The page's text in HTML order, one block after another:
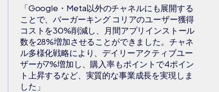
「Google・Meta以外のチャネルにも展開する
ことで、バーガーキング コリアのユーザー獲得
コストを30%削減し、月間アプリインストール
数を28%増加させることができました。チャネ
ル多様化戦略により、デイリーアクティブユー
ザーが7%増加し、購入率もポイントで4ポイン
ト上昇するなど、実質的な事業成長を実現しま
した」